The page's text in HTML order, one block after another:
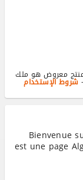
معروض هو ملك
شروط الإستخدام
Bienvenue
est une page